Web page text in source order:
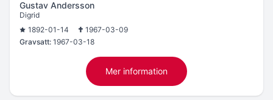
Gustav Andersson
Digrid
1892-01-14
1967-03-09
Gravsatt: 1967-03-18
Mer information